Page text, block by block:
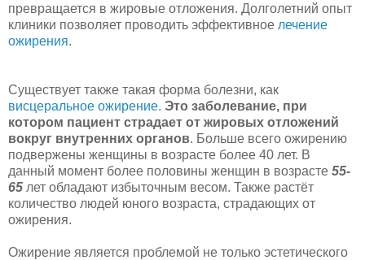
превращается в жировые отложения. Долголетний опыт
клиники позволяет проводить эффективное лечение
ожирения.
Существует также такая форма болезни, как
висцеральное ожирение. Это заболевание, при
котором пациент страдает от жировых отложений
вокруг внутренних органов. Больше всего ожирению
подвержены женщины в возрасте более 40 лет. В
данный момент более половины женщин в возрасте 55-
65 лет обладают избыточным весом. Также растёт
количество людей юного возраста, страдающих от
ожирения.
Ожирение является проблемой не только эстетического